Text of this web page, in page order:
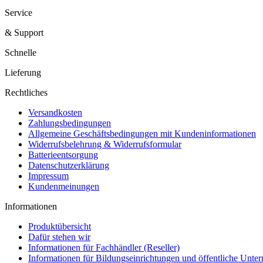
Service
& Support
Schnelle
Lieferung
Rechtliches
Versandkosten
Zahlungsbedingungen
Allgemeine Geschäftsbedingungen mit Kundeninformationen
Widerrufsbelehrung & Widerrufsformular
Batterieentsorgung
Datenschutzerklärung
Impressum
Kundenmeinungen
Informationen
Produktübersicht
Dafür stehen wir
Informationen für Fachhändler (Reseller)
Informationen für Bildungseinrichtungen und öffentliche